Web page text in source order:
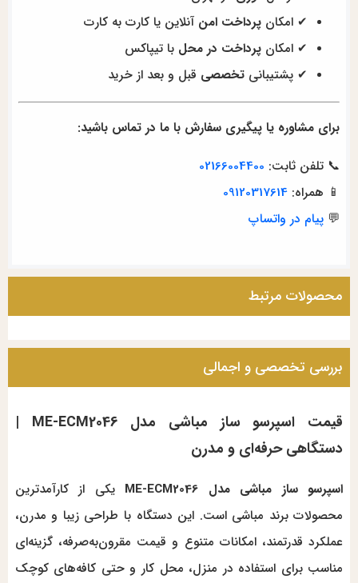
✔ امکانپرداخت امن آنلاین یا کارت به کارت
✔ امکانپرداخت در محل با تیپاکس
✔ پشتیبانیتخصصی قبل و بعد از خرید
برای مشاوره یا پیگیری سفارش با ما در تماس باشید:
📞 تلفن ثابت: 02166004400
📱 همراه:09120317614
💬پیام در واتساپ
محصولات مرتبط
بررسی تخصصی و اجمالی
قیمت اسپرسو ساز مباشی مدل ME-ECM2046 |
دستگاهی حرفه‌ای و مدرن
اسپرسو ساز مباشی مدل ME-ECM2046
یکی از کارآمدترین
محصولات برند مباشی است. این دستگاه با طراحی زیبا و مدرن،
عملکرد قدرتمند، امکانات متنوع و قیمت مقرون‌به‌صرفه، گزینه‌ای
مناسب برای استفاده در منزل، محل کار و حتی کافه‌های کوچک